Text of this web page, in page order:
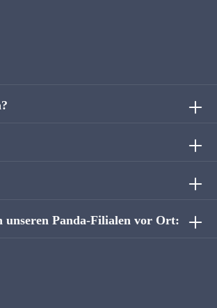
unseren Panda-Filialen vor Ort: